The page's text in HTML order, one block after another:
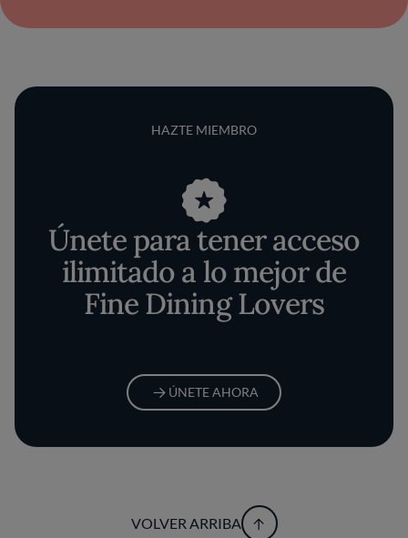
HAZTE MIEMBRO
Únete para tener acceso
ilimitado a lo mejor de
Fine Dining Lovers
ÚNETE AHORA
VOLVER ARRIBA